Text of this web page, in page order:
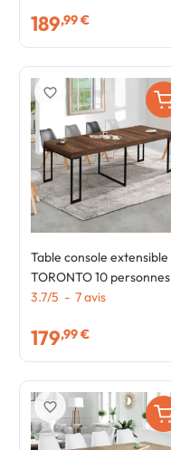
189,99 €
Table console extensible
TORONTO 10 personnes
235 cm bois foncé design
3.7/5 - 7avis
179,99 €
favorite_border
favorite_border